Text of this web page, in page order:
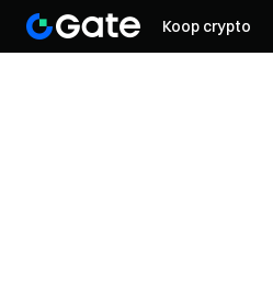
Koop crypto